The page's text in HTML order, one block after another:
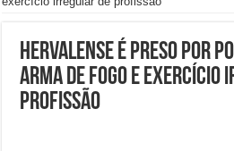
Hervalense é preso por
arma de fogo e exercício
profissão